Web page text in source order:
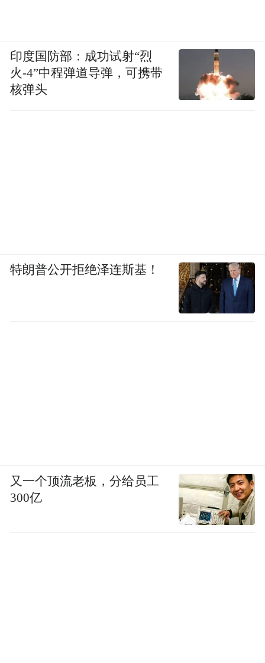
印度国防部：成功试射“烈
火-4”中程弹道导弹，可携带
核弹头
特朗普公开拒绝泽连斯基！
又一个顶流老板，分给员工
300亿